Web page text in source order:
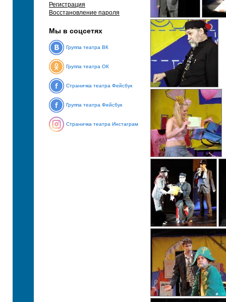
Регистрация
Восстановление пароля
Мы в соцсетях
Группа театра ВК
Группа театра ОК
Страничка театра Фейсбук
Группа театра Фейсбук
Страничка театра Инстаграм